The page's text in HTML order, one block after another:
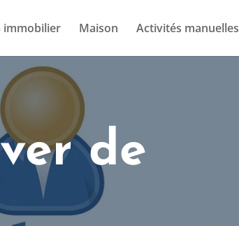
immobilier Maison Activités manuelles
de